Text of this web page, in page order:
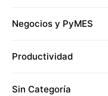
Negocios y PyMES
Productividad
Sin Categoría